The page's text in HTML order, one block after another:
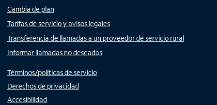
Cambia de plan
Tarifas de servicio y avisos legales
Transferencia de llamadas a un proveedor de servicio rural
Informar llamadas no deseadas
Términos/políticas de servicio
Derechos de privacidad
Accesibilidad